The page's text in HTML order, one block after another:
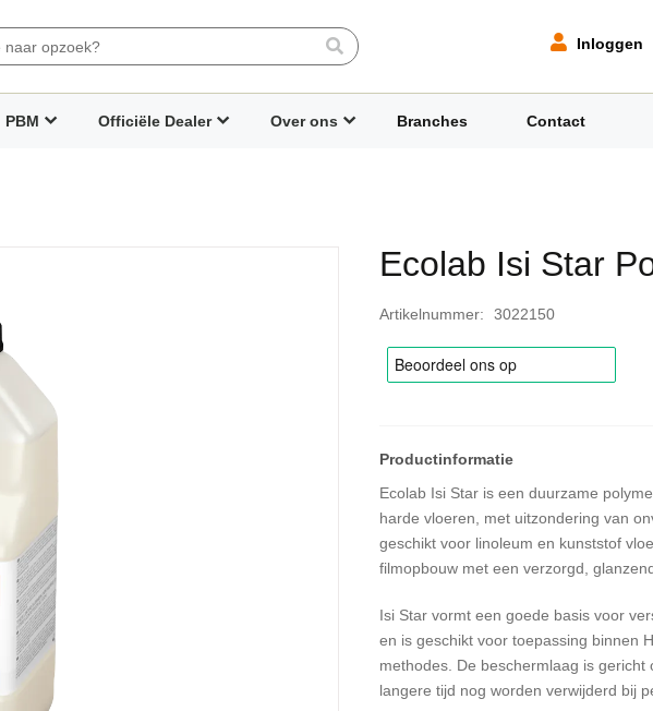
Inloggen
Search
PBM Officiële Dealer Over ons Branches Contact
Ecolab Isi Star
Artikelnummer 3022150
Ecolab Isi Star is een duurzame
harde vloeren, met uitzondering van
geschikt voor linoleum en kunststof
filmopbouw met een verzorgd,
Isi Star vormt een goede basis voor
en is geschikt voor toepassing binnen
methodes. De beschermlaag is
langere tijd nog worden verwijderd bij